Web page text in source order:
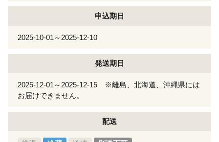
申込期日
2025-10-01～2025-12-10
発送期日
2025-12-01～2025-12-15 ※離島、北海道、沖縄県には
お届けできません。
配送